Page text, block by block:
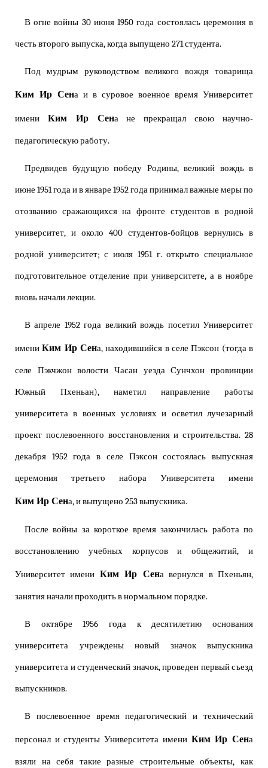
В огне войны 30 июня 1950 года состоялась церемония в
честь второго выпуска, когда выпущено 271 студента.
Под мудрым руководством великого вождя товарища
Ким Ир Сена и в суровое военное время Университет
имени Ким Ир Сена не прекращал свою научно-
педагогическую работу.
Предвидев будущую победу Родины, великий вождь в
июне 1951 года и в январе 1952 года принимал важные меры по
отозванию сражающихся на фронте студентов в родной
университет, и около 400 студентов-бойцов вернулись в
родной университет; с июля 1951 г. открыто специальное
подготовительное отделение при университете, а в ноябре
вновь начали лекции.
В апреле 1952 года великий вождь посетил Университет
имениКим Ир Сена, находившийся в селе Пэксон (тогда в
селе Пэкчжон волости Часан уезда Сунчхон провинции
Южный Пхеньан), наметил направление работы
университета в военных условиях и осветил лучезарный
проект послевоенного восстановления и строительства. 28
декабря 1952 года в селе Пэксон состоялась выпускная
церемония третьего набора Университета имени
Ким Ир Сена, и выпущено 253 выпускника.
После войны за короткое время закончилась работа по
восстановлению учебных корпусов и общежитий, и
Университет имени Ким Ир Сена вернулся в Пхеньян,
занятия начали проходить в нормальном порядке.
В октябре 1956 года к десятилетию основания
университета учреждены новый значок выпускника
университета и студенческий значок, проведен первый съезд
выпускников.
В послевоенное время педагогический и технический
персонал и студенты Университета имени Ким Ир Сена
взяли на себя такие разные строительные объекты, как